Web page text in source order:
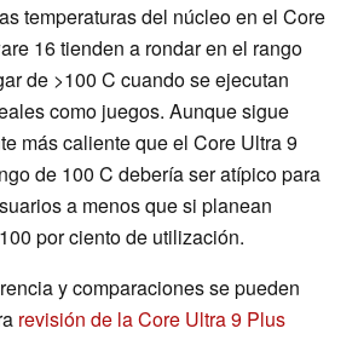
temperaturas del núcleo en el Core
16 tienden a rondar en el rango
de >100 C cuando se ejecutan
como juegos. Aunque sigue
más caliente que el Core Ultra 9
de 100 C debería ser atípico para
a menos que si planean
por ciento de utilización.
y comparaciones se pueden
revisión de la Core Ultra 9 Plus